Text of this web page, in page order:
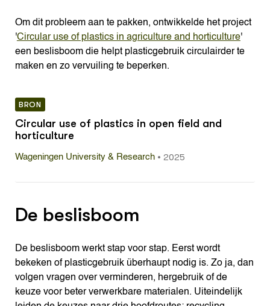
Om dit probleem aan te pakken, ontwikkelde het project
'Circular use of plastics in agriculture and horticulture'
een beslisboom die helpt plasticgebruik circulairder te
maken en zo vervuiling te beperken.
BRON
Circular use of plastics in open field and
horticulture
Wageningen University & Research• 2025
De beslisboom
De beslisboom werkt stap voor stap. Eerst wordt
bekeken of plasticgebruik überhaupt nodig is. Zo ja, dan
volgen vragen over verminderen, hergebruik of de
keuze voor beter verwerkbare materialen. Uiteindelijk